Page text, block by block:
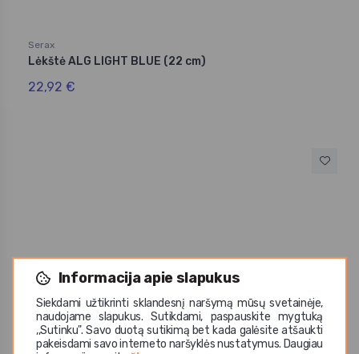
Informacija apie slapukus
Siekdami užtikrinti sklandesnį naršymą mūsų svetainėje,
naudojame slapukus. Sutikdami, paspauskite mygtuką
,,Sutinku". Savo duotą sutikimą bet kada galėsite atšaukti
pakeisdami savo interneto naršyklės nustatymus. Daugiau
Serax
Lėkštė ALG LIGHT BLUE (22 cm)
22,92 €